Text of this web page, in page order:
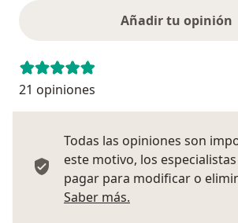
Añadir tu opinión
21 opiniones
Todas las opiniones son
este motivo, los
pagar para modificar o
Saber más.